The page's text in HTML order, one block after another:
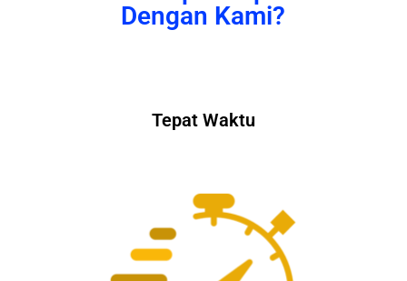
Dengan Kami?
Tepat Waktu